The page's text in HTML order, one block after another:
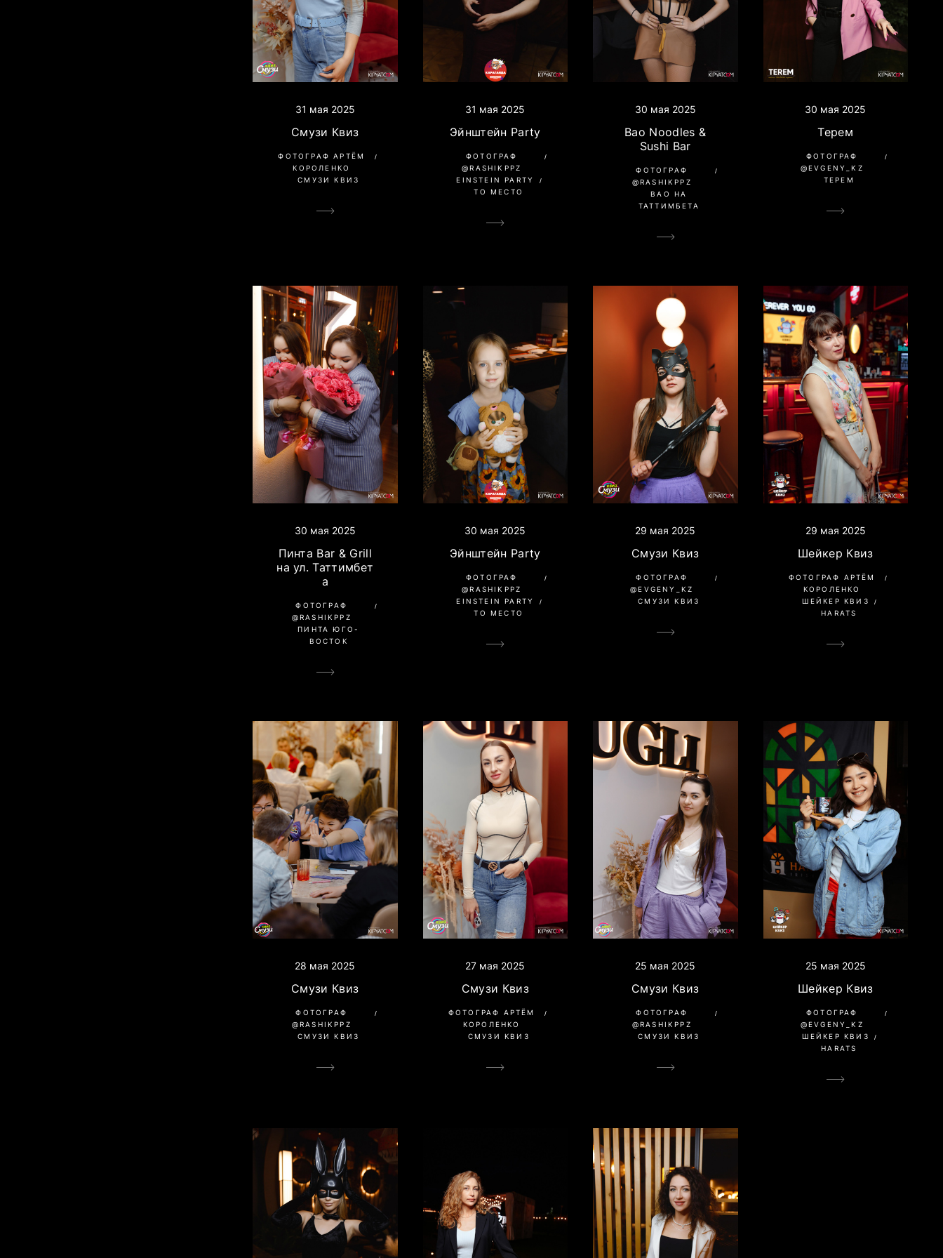
31 мая 2025
Смузи Квиз
ФОТОГРАФ АРТЁМ
КОРОЛЕНКО
СМУЗИ КВИЗ
31 мая 2025
Эйнштейн Party
ФОТОГРАФ
@RASHIKPPZ
EINSTEIN PARTY
ТО МЕСТО
30 мая 2025
Bao Noodles &
Sushi Bar
ФОТОГРАФ
@RASHIKPPZ
BAO НА
ТАТТИМБЕТА
30 мая 2025
Терем
ФОТОГРАФ
@EVGENY_KZ
ТЕРЕМ
30 мая 2025
Пинта Bar & Grill
на ул. Таттимбет
а
ФОТОГРАФ
@RASHIKPPZ
ПИНТА ЮГО-
ВОСТОК
30 мая 2025
Эйнштейн Party
ФОТОГРАФ
@RASHIKPPZ
EINSTEIN PARTY
ТО МЕСТО
29 мая 2025
Смузи Квиз
ФОТОГРАФ
@EVGENY_KZ
СМУЗИ КВИЗ
29 мая 2025
Шейкер Квиз
ФОТОГРАФ АРТЁМ
КОРОЛЕНКО
ШЕЙКЕР КВИЗ
HARATS
28 мая 2025
Смузи Квиз
ФОТОГРАФ
@RASHIKPPZ
СМУЗИ КВИЗ
27 мая 2025
Смузи Квиз
ФОТОГРАФ АРТЁМ
КОРОЛЕНКО
СМУЗИ КВИЗ
25 мая 2025
Смузи Квиз
ФОТОГРАФ
@RASHIKPPZ
СМУЗИ КВИЗ
25 мая 2025
Шейкер Квиз
ФОТОГРАФ
@EVGENY_KZ
ШЕЙКЕР КВИЗ
HARATS